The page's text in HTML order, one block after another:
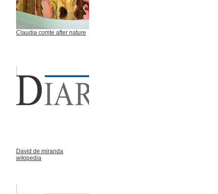
Claudia comte after nature
David de miranda
wikipedia